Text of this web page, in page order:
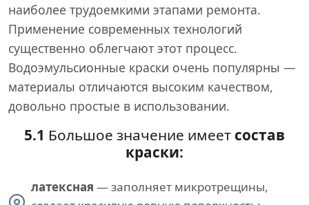
наиболее трудоемкими этапами ремонта.
Применение современных технологий
существенно облегчают этот процесс.
Водоэмульсионные краски очень популярны —
материалы отличаются высоким качеством,
довольно простые в использовании.
5.1 Большое значение имеет состав
краски:
латексная — заполняет микротрещины,